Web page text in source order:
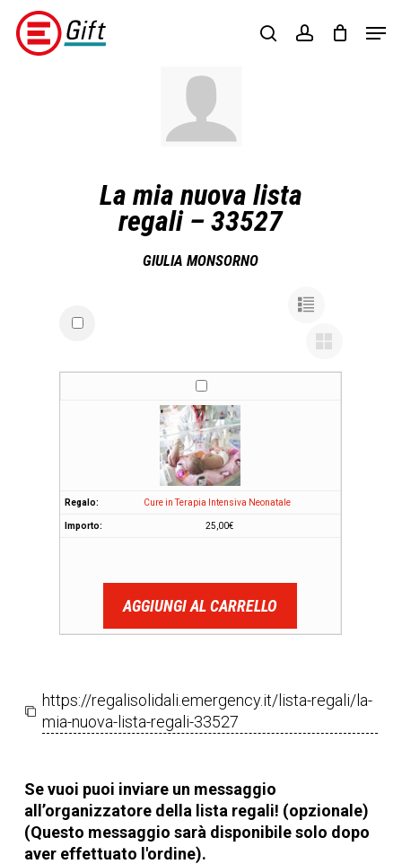
Skip
main
searchaccount
La mia nuova lista
regali – 33527
GIULIA MONSORNO
Cure in Terapia Intensiva Neonatale
25,00€
AGGIUNGI AL CARRELLO
https://regalisolidali.emergency.it/lista-regali/la-
mia-nuova-lista-regali-33527
Se vuoi puoi inviare un messaggio
all’organizzatore della lista regali! (opzionale)
(Questo messaggio sarà disponibile solo dopo
aver effettuato l'ordine).